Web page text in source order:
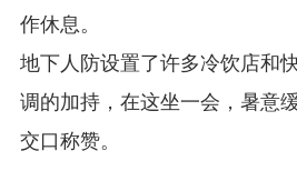
作休息。
地下人防设置了许多冷饮店和
调的加持，在这坐一会，暑意
交口称赞。